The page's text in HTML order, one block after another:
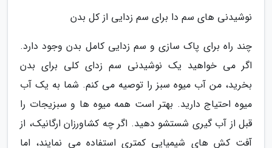
نوشیدنی های سم دا برای سم زدایی از کل بدن
چند راه برای پاک سازی و سم زدایی کامل بدن وجود دارد.
اگر می خواهید یک نوشیدنی سم زدای کلی برای بدن
بخرید، من آب میوه سبز را توصیه می کنم. شما به یک آب
میوه احتیاج دارید. بهتر است همه میوه ها و سبزیجات را
قبل از آب گیری شستشو دهید. اگر چه کشاورزان ارگانیک، از
آفت کش های شیمیایی کمتری استفاده می نمایند، اما